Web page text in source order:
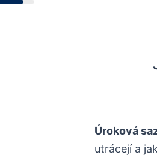
Úroková
utrácejí a